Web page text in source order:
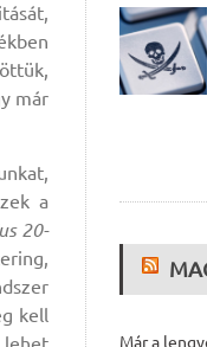
már
a
20-
kell
Már a